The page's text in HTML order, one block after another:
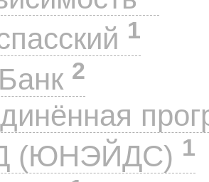
1
2
(ЮНЭЙДС) 1